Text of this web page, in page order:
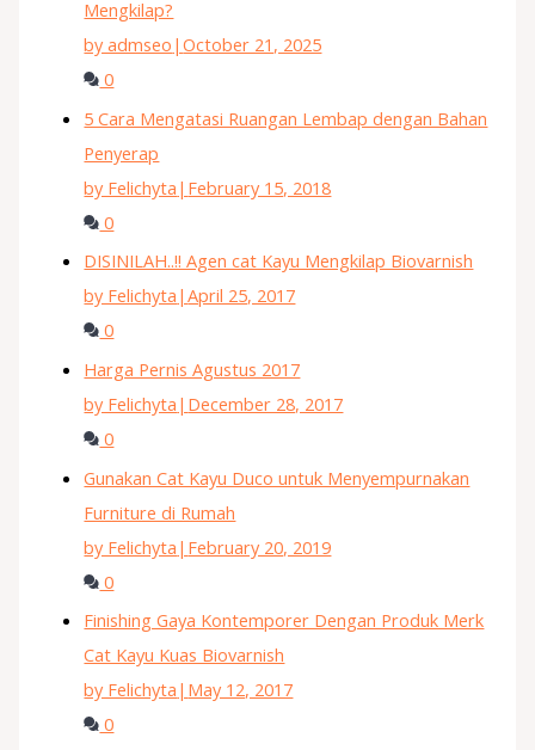
Mengkilap?
by admseo |October 21, 2025
0
5 Cara Mengatasi Ruangan Lembap dengan Bahan
Penyerap
by Felichyta | February 15, 2018
0
DISINILAH..!! Agen cat Kayu Mengkilap Biovarnish
by Felichyta |April 25, 2017
0
Harga Pernis Agustus 2017
by Felichyta | December 28, 2017
0
Gunakan Cat Kayu Duco untuk Menyempurnakan
Furniture di Rumah
by Felichyta | February 20, 2019
0
Finishing Gaya Kontemporer Dengan Produk Merk
Cat Kayu Kuas Biovarnish
by Felichyta | May 12, 2017
0